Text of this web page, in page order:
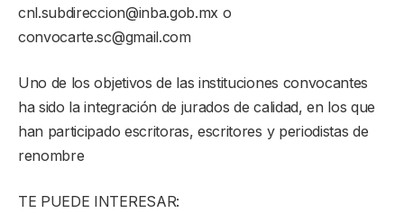
cnl.subdireccion@inba.gob.mx o
convocarte.sc@gmail.com
Uno de los objetivos de las instituciones convocantes
ha sido la integración de jurados de calidad, en los que
han participado escritoras, escritores y periodistas de
renombre
TE PUEDE INTERESAR: